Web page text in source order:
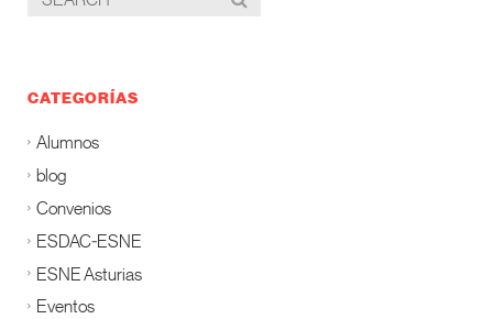
CATEGORÍAS
Alumnos
blog
Convenios
ESDAC-ESNE
ESNE Asturias
Eventos